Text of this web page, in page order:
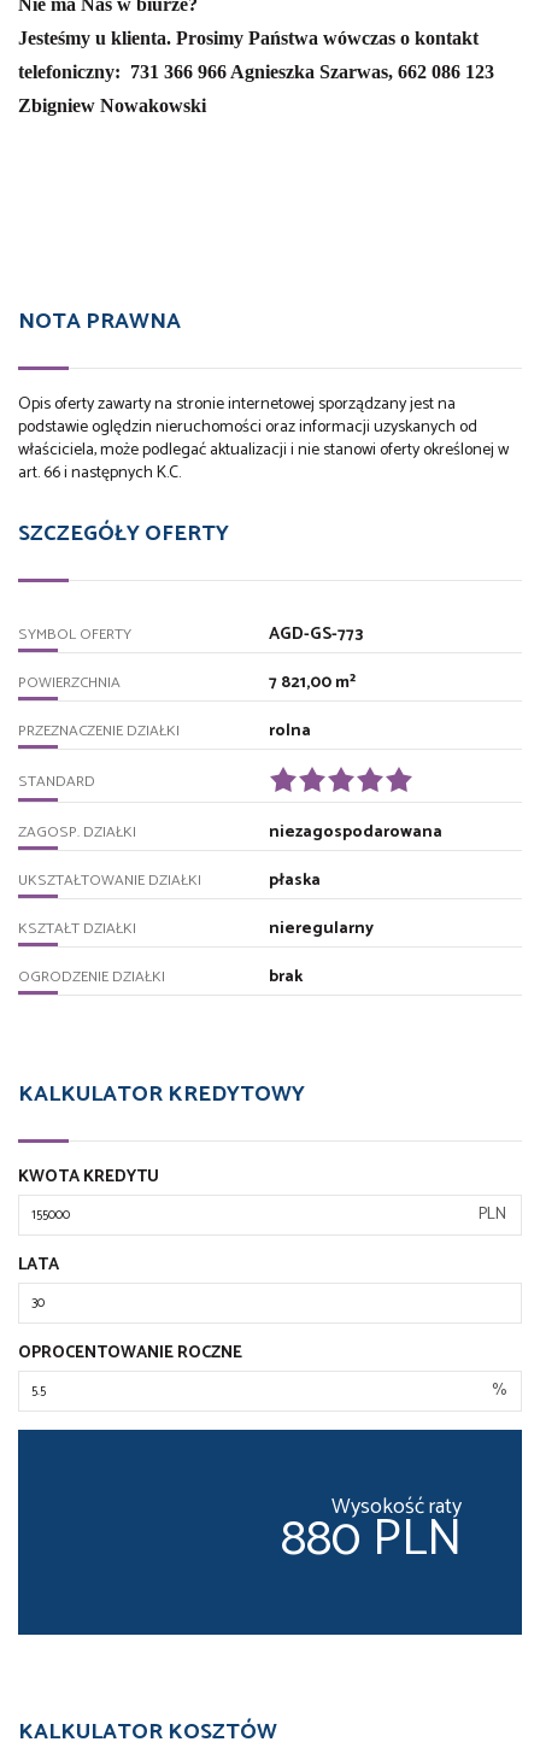
Nie ma Nas w biurze?
Jesteśmy u klienta. Prosimy Państwa wówczas o kontakt
telefoniczny: 731 366 966 Agnieszka Szarwas, 662 086 123
Zbigniew Nowakowski
NOTA PRAWNA
Opis oferty zawarty na stronie internetowej sporządzany jest na
podstawie oględzin nieruchomości oraz informacji uzyskanych od
właściciela, może podlegać aktualizacji i nie stanowi oferty określonej w
art. 66 i następnych K.C.
SZCZEGÓŁY OFERTY
SYMBOL OFERTY AGD-GS-773
POWIERZCHNIA 7 821,00 m²
PRZEZNACZENIE DZIAŁKI rolna
STANDARD
ZAGOSP. DZIAŁKI niezagospodarowana
UKSZTAŁTOWANIE DZIAŁKI płaska
KSZTAŁT DZIAŁKI nieregularny
OGRODZENIE DZIAŁKI brak
KALKULATOR KREDYTOWY
KWOTA KREDYTU
PLN
LATA
OPROCENTOWANIE ROCZNE
%
Wysokość raty
880 PLN
KALKULATOR KOSZTÓW